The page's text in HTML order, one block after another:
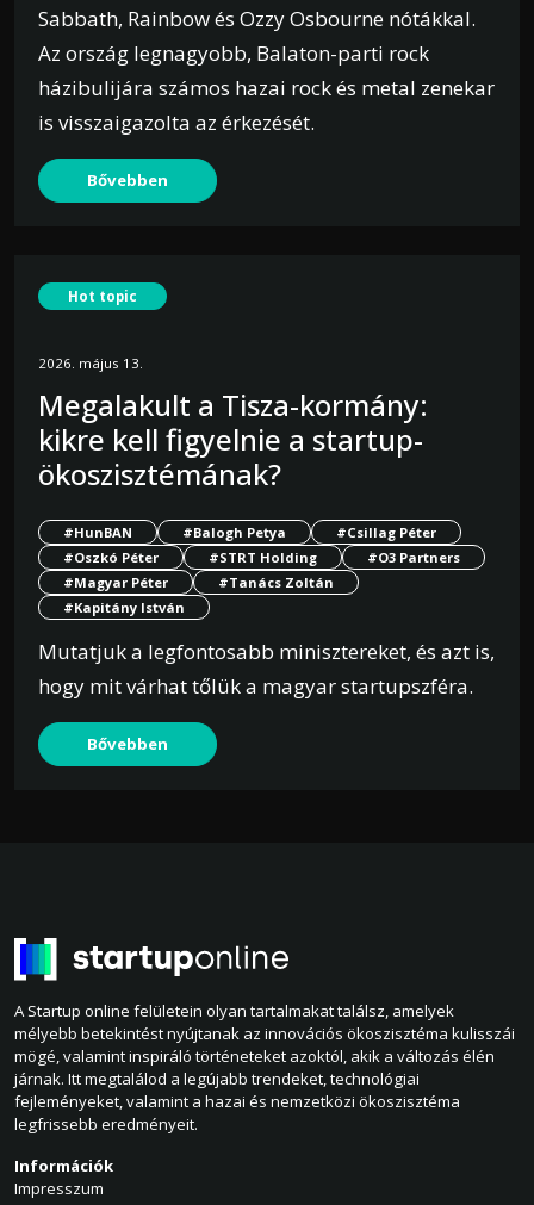
Sabbath, Rainbow és Ozzy Osbourne nótákkal.
Az ország legnagyobb, Balaton-parti rock
házibulijára számos hazai rock és metal zenekar
is visszaigazolta az érkezését.
Bővebben
Hot topic
2026. május 13.
Megalakult a Tisza-kormány:
kikre kell figyelnie a startup-
ökoszisztémának?
#HunBAN #Balogh Petya
#Csillag Péter
#Oszkó Péter
#STRT Holding
#O3 Partners
#Magyar Péter
#Tanács Zoltán
#Kapitány István
Mutatjuk a legfontosabb minisztereket, és azt is,
hogy mit várhat tőlük a magyar startupszféra.
Bővebben
A Startup online felületein olyan tartalmakat találsz, amelyek
mélyebb betekintést nyújtanak az innovációs ökoszisztéma kulisszái
mögé, valamint inspiráló történeteket azoktól, akik a változás élén
járnak. Itt megtalálod a legújabb trendeket, technológiai
fejleményeket, valamint a hazai és nemzetközi ökoszisztéma
legfrissebb eredményeit.
Információk
Impresszum